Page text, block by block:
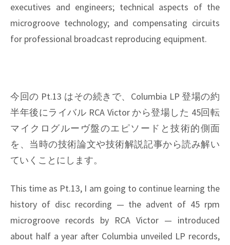
executives and engineers; technical aspects of the
microgroove technology; and compensating circuits
for professional broadcast reproducing equipment.
今回の Pt.13 はその続きで、Columbia LP 登場の約
半年後にライバル RCA Victor から登場した 45回転
マイクログルーヴ盤のエピソードと技術的側面
を、当時の技術論文や技術解説記事から読み解い
ていくことにします。
This time as Pt.13, I am going to continue learning the
history of disc recording — the advent of 45 rpm
microgroove records by RCA Victor — introduced
about half a year after Columbia unveiled LP records,